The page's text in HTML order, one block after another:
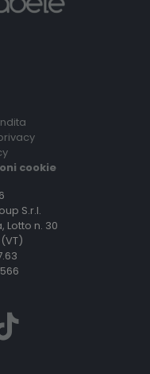
cookie
S.r.l.
Lotto n. 30